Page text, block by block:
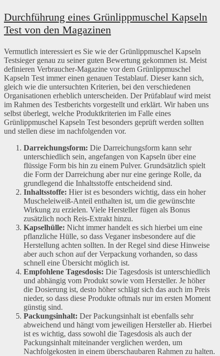
Durchführung eines Grünlippmuschel Kapseln
Test von den Magazinen
Vermutlich interessiert es Sie wie der Grünlippmuschel Kapseln
Testsieger genau zu seiner guten Bewertung gekommen ist. Meist
definieren Verbraucher-Magazine vor dem Grünlippmuschel
Kapseln Test immer einen genauen Testablauf. Dieser kann sich,
gleich wie die untersuchten Kriterien, bei den verschiedenen
Organisationen erheblich unterscheiden. Der Prüfablauf wird meist
im Rahmen des Testberichts vorgestellt und erklärt. Wir haben uns
selbst überlegt, welche Produktkriterien im Falle eines
Grünlippmuschel Kapseln Test besonders geprüft werden sollten
und stellen diese im nachfolgenden vor.
Darreichungsform: Die Darreichungsform kann sehr
unterschiedlich sein, angefangen von Kapseln über eine
flüssige Form bis hin zu einem Pulver. Grundsätzlich spielt
die Form der Darreichung aber nur eine geringe Rolle, da
grundlegend die Inhaltsstoffe entscheidend sind.
Inhaltsstoffe: Hier ist es besonders wichtig, dass ein hoher
Muscheleiweiß-Anteil enthalten ist, um die gewünschte
Wirkung zu erzielen. Viele Hersteller fügen als Bonus
zusätzlich noch Reis-Extrakt hinzu.
Kapselhülle: Nicht immer handelt es sich hierbei um eine
pflanzliche Hülle, so dass Veganer insbesondere auf die
Herstellung achten sollten. In der Regel sind diese Hinweise
aber auch schon auf der Verpackung vorhanden, so dass
schnell eine Übersicht möglich ist.
Empfohlene Tagesdosis: Die Tagesdosis ist unterschiedlich
und abhängig vom Produkt sowie vom Hersteller. Je höher
die Dosierung ist, desto höher schlägt sich das auch im Preis
nieder, so dass diese Produkte oftmals nur im ersten Moment
günstig sind.
Packungsinhalt: Der Packungsinhalt ist ebenfalls sehr
abweichend und hängt vom jeweiligen Hersteller ab. Hierbei
ist es wichtig, dass sowohl die Tagesdosis als auch der
Packungsinhalt miteinander verglichen werden, um
Nachfolgekosten in einem überschaubaren Rahmen zu halten.